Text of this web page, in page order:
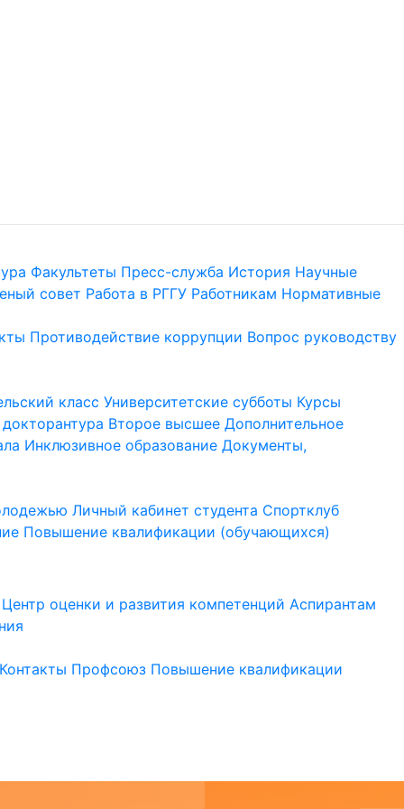
Факультеты Пресс-служба История Научные
совет Работа в РГГУ Работникам Нормативные
Противодействие коррупции Вопрос руководству
класс Университетские субботы Курсы
Второе высшее Дополнительное
Инклюзивное образование Документы,
Личный кабинет студента Спортклуб
Повышение квалификации (обучающихся)
Центр оценки и развития компетенций Аспирантам
Контакты Профсоюз Повышение квалификации